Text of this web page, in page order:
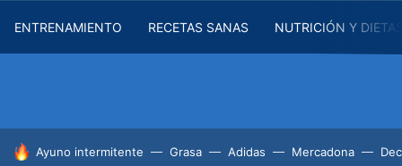
ENTRENAMIENTO RECETAS SANAS NUTRICIÓN Y
HOY SE HABLA DE
Ayuno intermitente Grasa Adidas Mercadona